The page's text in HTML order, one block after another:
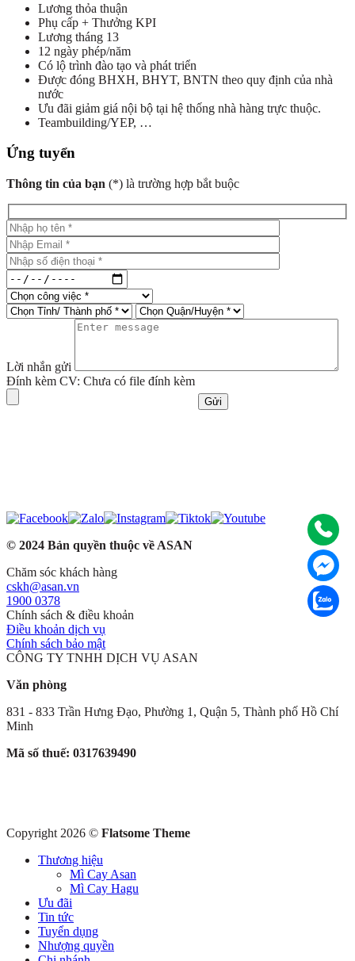
Lương thỏa thuận
Phụ cấp + Thưởng KPI
Lương tháng 13
12 ngày phép/năm
Có lộ trình đào tạo và phát triển
Được đóng BHXH, BHYT, BNTN theo quy định của nhà
nước
Ưu đãi giảm giá nội bộ tại hệ thống nhà hàng trực thuộc.
Teambuilding/YEP, …
Ứng tuyển
Thông tin của bạn (*) là trường hợp bắt buộc
Lời nhắn gửi
Đính kèm CV: Chưa có file đính kèm
© 2024 Bản quyền thuộc về ASAN
Chăm sóc khách hàng
cskh@asan.vn
1900 0378
Chính sách & điều khoản
Điều khoản dịch vụ
Chính sách bảo mật
CÔNG TY TNHH DỊCH VỤ ASAN
Văn phòng
831 - 833 Trần Hưng Đạo, Phường 1, Quận 5, Thành phố Hồ Chí
Minh
Mã số thuế: 0317639490
Copyright 2026 © Flatsome Theme
Thương hiệu
Mì Cay Asan
Mì Cay Hagu
Ưu đãi
Tin tức
Tuyển dụng
Nhượng quyền